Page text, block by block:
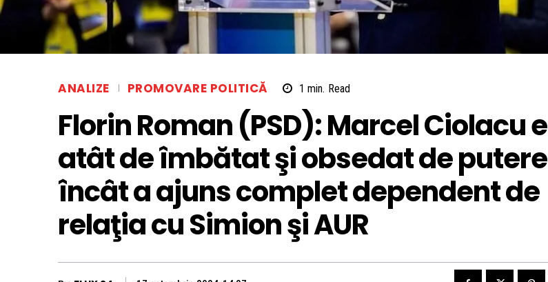
ANALIZE PROMOVARE POLITICĂ 1 min. Read
Florin Roman (PSD): Marcel Ciolacu e
atât de îmbătat şi obsedat de putere
încât a ajuns complet dependent de
relaţia cu Simion şi AUR